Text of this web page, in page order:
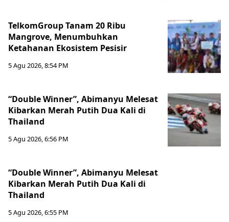
TelkomGroup Tanam 20 Ribu
Mangrove, Menumbuhkan
Ketahanan Ekosistem Pesisir
5 Agu 2026, 8:54 PM
“Double Winner”, Abimanyu Melesat
Kibarkan Merah Putih Dua Kali di
Thailand
5 Agu 2026, 6:56 PM
“Double Winner”, Abimanyu Melesat
Kibarkan Merah Putih Dua Kali di
Thailand
5 Agu 2026, 6:55 PM